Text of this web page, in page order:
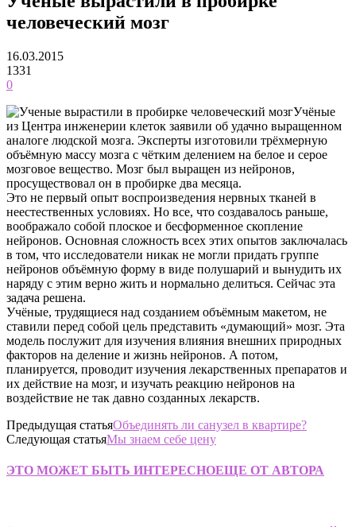
человеческий мозг
16.03.2015
1331
0
Учёные
из Центра инженерии клеток заявили об удачно выращенном
аналоге людской мозга. Эксперты изготовили трёхмерную
объёмную массу мозга с чётким делением на белое и серое
мозговое вещество. Мозг был выращен из нейронов,
просуществовал он в пробирке два месяца.
Это не первый опыт воспроизведения нервных тканей в
неестественных условиях. Но все, что создавалось раньше,
воображало собой плоское и бесформенное скопление
нейронов. Основная сложность всех этих опытов заключалась
в том, что исследователи никак не могли придать группе
нейронов объёмную форму в виде полушарий и вынудить их
наряду с этим верно жить и нормально делиться. Сейчас эта
задача решена.
Учёные, трудящиеся над созданием объёмным макетом, не
ставили перед собой цель представить «думающий» мозг. Эта
модель послужит для изучения влияния внешних природных
факторов на деление и жизнь нейронов. А потом,
планируется, проводит изучения лекарственных препаратов и
их действие на мозг, и изучать реакцию нейронов на
воздействие не так давно созданных лекарств.
Предыдущая статьяОбъединять ли санузел в квартире?
Следующая статьяМы знаем себе цену
ЭТО МОЖЕТ БЫТЬ ИНТЕРЕСНОЕЩЕ ОТ АВТОРА